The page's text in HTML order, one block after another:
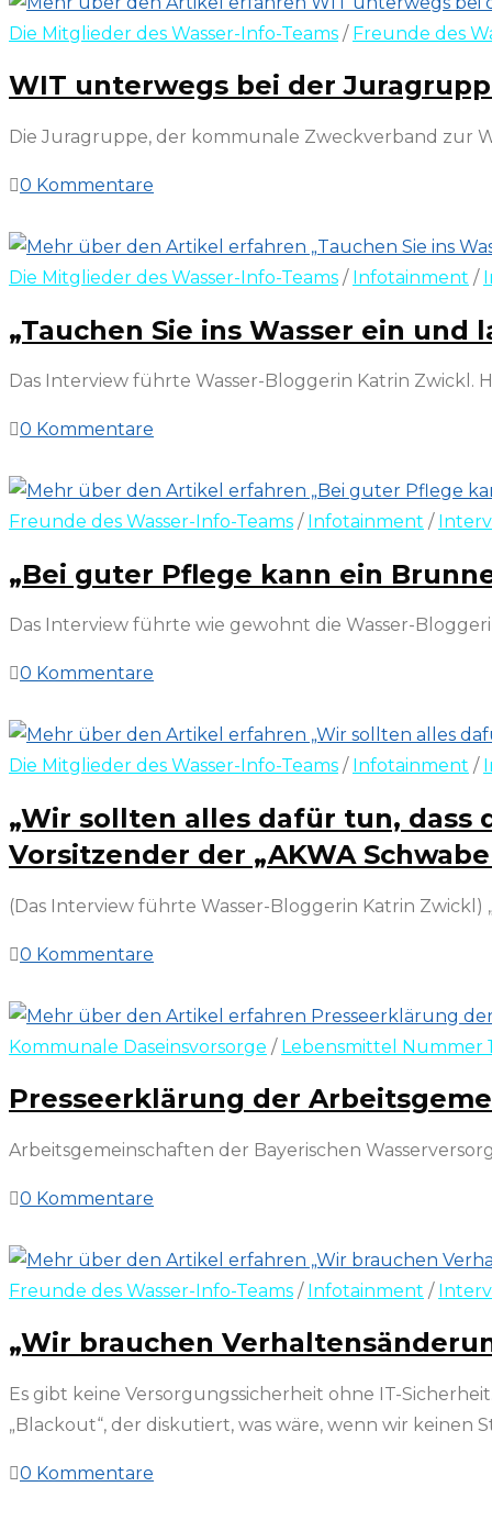
Die Mitglieder des Wasser-Info-Teams / Freunde des
WIT unterwegs bei der
Die Juragruppe, der kommunale Zweckverband zur
0 Kommentare
Die Mitglieder des Wasser-Info-Teams / Infotainment /
„Tauchen Sie ins Wasser ein
Das Interview führte Wasser-Bloggerin Katrin Zwickl.
0 Kommentare
Freunde des Wasser-Info-Teams / Infotainment /
„Bei guter Pflege kann ein
Das Interview führte wie gewohnt die Wasser-
0 Kommentare
Die Mitglieder des Wasser-Info-Teams / Infotainment /
„Wir sollten alles dafür tun, dass
Vorsitzender der „AKWA
(Das Interview führte Wasser-Bloggerin Katrin
0 Kommentare
Kommunale Daseinsvorsorge / Lebensmittel Nummer
Presseerklärung der
Arbeitsgemeinschaften der Bayerischen
0 Kommentare
Freunde des Wasser-Info-Teams / Infotainment /
„Wir brauchen
Es gibt keine Versorgungssicherheit ohne IT-
„Blackout“, der diskutiert, was wäre, wenn wir
0 Kommentare